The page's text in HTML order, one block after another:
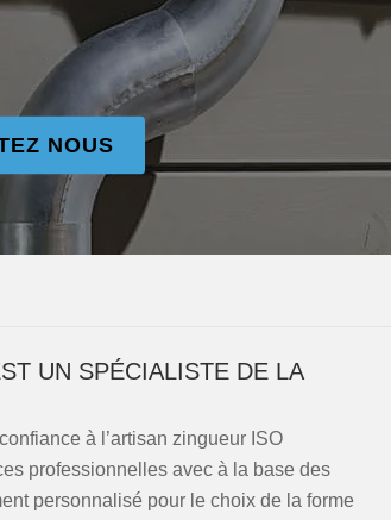
NOUS
UN SPÉCIALISTE DE LA
à l’artisan zingueur ISO
professionnelles avec à la base des
personnalisé pour le choix de la forme